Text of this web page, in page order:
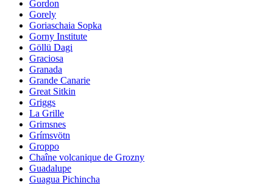
Gordon
Gorely
Goriaschaia Sopka
Gorny Institute
Göllü Dagi
Graciosa
Granada
Grande Canarie
Great Sitkin
Griggs
La Grille
Grimsnes
Grímsvötn
Groppo
Chaîne volcanique de Grozny
Guadalupe
Guagua Pichincha